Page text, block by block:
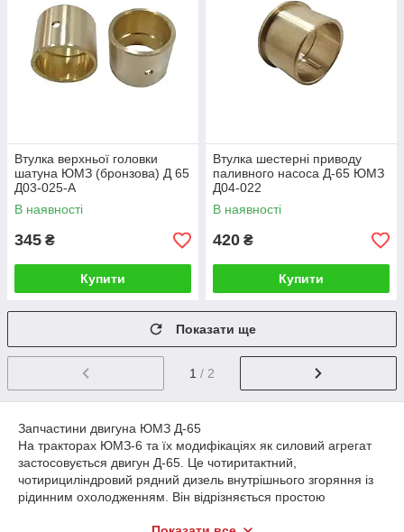
Втулка верхньої головки
шатуна ЮМЗ (бронзова) Д 65
Д03-025-А
В наявності
345 ₴
Купити
Втулка шестерні приводу
паливного насоса Д-65 ЮМЗ
Д04-022
В наявності
420 ₴
Купити
Показати ще
1 / 2
Запчастини двигуна ЮМЗ Д-65
На тракторах ЮМЗ-6 та їх модифікаціях як силовий агрегат
застосовується двигун Д-65. Це чотиритактний,
чотирициліндровий рядний дизель внутрішнього згоряння із
рідинним охолодженням. Він відрізняється простою